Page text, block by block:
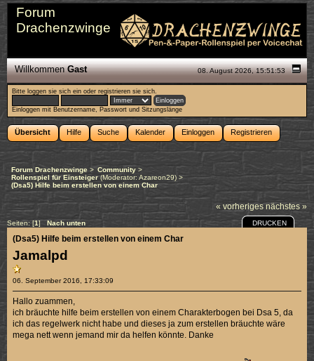
Forum
Drachenzwinge
08. August 2026, 15:51:53
WillkommenGast
Bitte loggen sie sich ein oderregistrieren sie sich.
Einloggen mit Benutzername, Passwort und Sitzungslänge
Übersicht Hilfe Suche Kalender Einloggen Registrieren
Forum Drachenzwinge > Community>
Rollenspiel für Einsteiger(Moderator: Azareon29) >
(Dsa5) Hilfe beim erstellen von einem Char
« vorheriges nächstes »
Seiten: [1]Nach unten DRUCKEN
Jamalpd
06. September 2016, 17:33:09
(Dsa5) Hilfe beim erstellen von einem Char
Hallo zuammen,
ich bräuchte hilfe beim erstellen von einem Charakterbogen bei Dsa 5, da
ich das regelwerk nicht habe und dieses ja zum erstellen bräuchte wäre
mega nett wenn jemand mir da helfen könnte. Danke